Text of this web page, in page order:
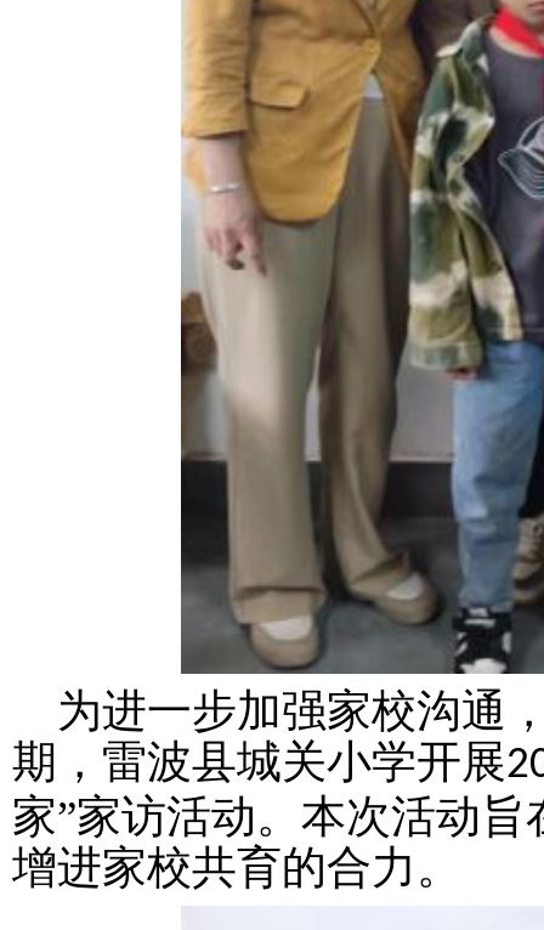
为进一步加强家校沟通
期，雷波县城关小学开展
家”家访活动。本次活动
增进家校共育的合力。